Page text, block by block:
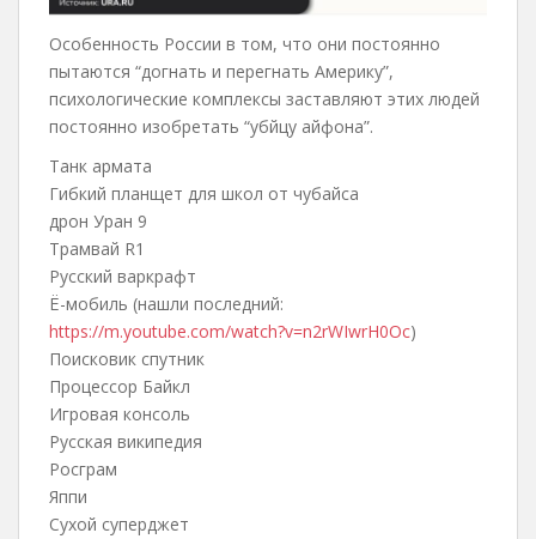
Особенность России в том, что они постоянно
пытаются “догнать и перегнать Америку”,
психологические комплексы заставляют этих людей
постоянно изобретать “убйцу айфона”.
Танк армата
Гибкий планщет для школ от чубайса
дрон Уран 9
Трамвай R1
Русский варкрафт
Ё-мобиль (нашли последний:
https://m.youtube.com/watch?v=n2rWIwrH0Oc)
Поисковик спутник
Процессор Байкл
Игровая консоль
Русская википедия
Росграм
Яппи
Сухой суперджет